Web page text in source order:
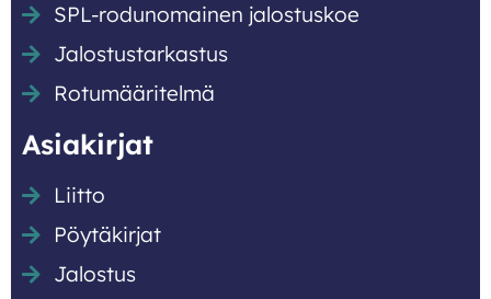
SPL-rodunomainen jalostuskoe
Jalostustarkastus
Rotumääritelmä
Asiakirjat
Liitto
Pöytäkirjat
Jalostus